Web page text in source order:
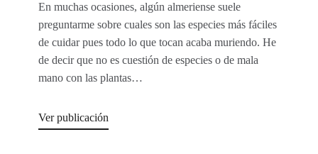
En muchas ocasiones, algún almeriense suele
preguntarme sobre cuales son las especies más fáciles
de cuidar pues todo lo que tocan acaba muriendo. He
de decir que no es cuestión de especies o de mala
mano con las plantas…
Ver publicación